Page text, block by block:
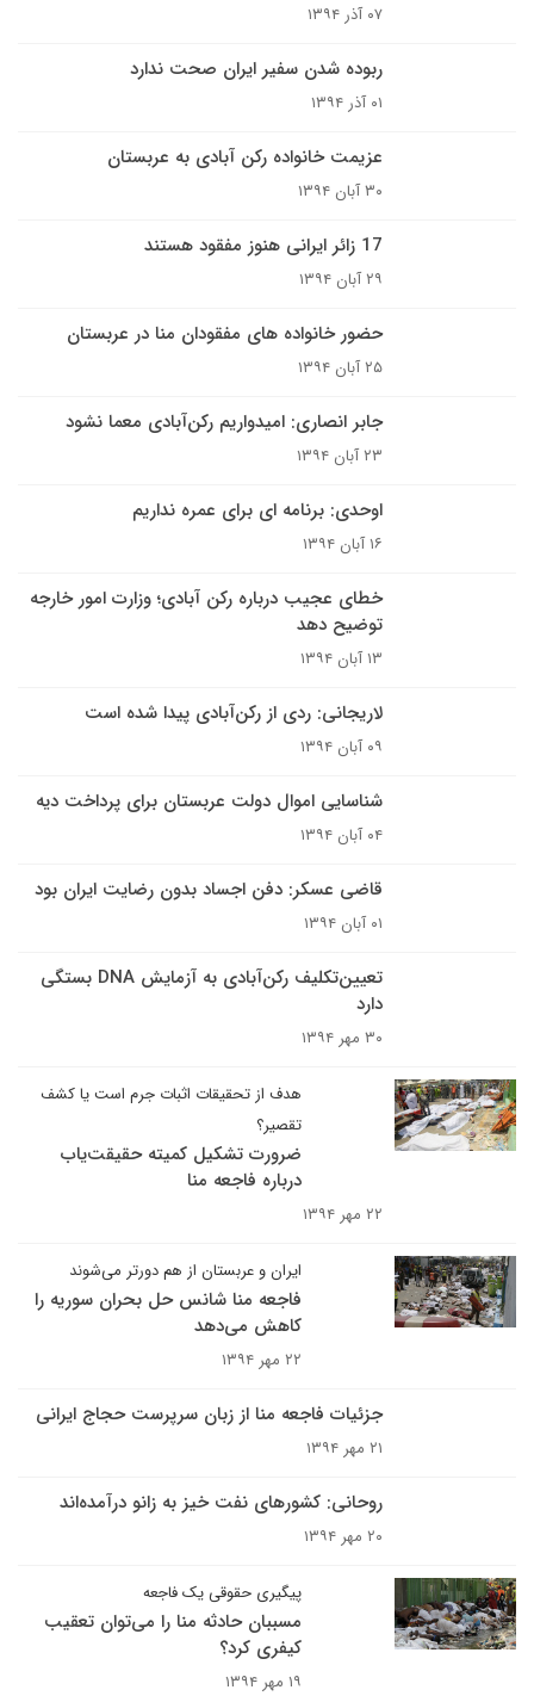
۰۷ آذر ۱۳۹۴
ربوده شدن سفیر ایران صحت ندارد
۰۱ آذر ۱۳۹۴
عزیمت خانواده رکن آبادی به عربستان
۳۰ آبان ۱۳۹۴
17 زائر ایرانی هنوز مفقود هستند
۲۹ آبان ۱۳۹۴
حضور خانواده های مفقودان منا در عربستان
۲۵ آبان ۱۳۹۴
جابر انصاری: امیدواریم رکن‌آبادی معما نشود
۲۳ آبان ۱۳۹۴
اوحدی: برنامه ای برای عمره نداریم
۱۶ آبان ۱۳۹۴
خطای عجیب درباره رکن آبادی؛ وزارت امور خارجه
توضیح دهد
۱۳ آبان ۱۳۹۴
لاریجانی:‌ ردی از ‌رکن‌آبادی پیدا شده است
۰۹ آبان ۱۳۹۴
شناسایی اموال دولت عربستان برای پرداخت دیه
۰۴ آبان ۱۳۹۴
قاضی‌ عسکر: دفن ‌اجساد ‌بدون رضایت ‌ایران بود
۰۱ آبان ۱۳۹۴
تعیین‌تکلیف رکن‌آبادی به آزمایش DNA بستگی
دارد
۳۰ مهر ۱۳۹۴
هدف از تحقیقات اثبات جرم است یا کشف
تقصیر؟
ضرورت تشکیل کمیته حقیقت‌یاب
درباره فاجعه منا
۲۲ مهر ۱۳۹۴
ایران و عربستان از هم دورتر می‌شوند
فاجعه منا شانس حل بحران سوریه را
کاهش می‌دهد
۲۲ مهر ۱۳۹۴
جزئیات فاجعه منا از زبان سرپرست حجاج ایرانی
۲۱ مهر ۱۳۹۴
روحانی: کشورهای نفت خیز به زانو درآمده‌اند
۲۰ مهر ۱۳۹۴
پیگیری حقوقی یک فاجعه
مسببان حادثه منا را می‌توان تعقیب
کیفری کرد؟
۱۹ مهر ۱۳۹۴